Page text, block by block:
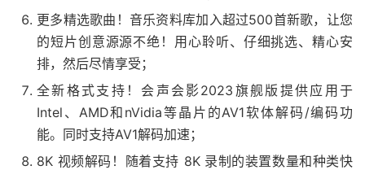
更多精选歌曲！音乐资料库加入超过500首新歌，让您
的短片创意源源不绝！用心聆听、仔细挑选、精心安
排，然后尽情享受；
全新格式支持！会声会影2023旗舰版提供应用于
Intel、AMD和nVidia等晶片的AV1软体解码/编码功
能。同时支持AV1解码加速；
8K 视频解码！随着支持 8K 录制的装置数量和种类快